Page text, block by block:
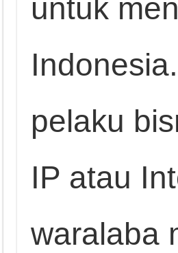
untuk
pelaku
IP atau
waralaba